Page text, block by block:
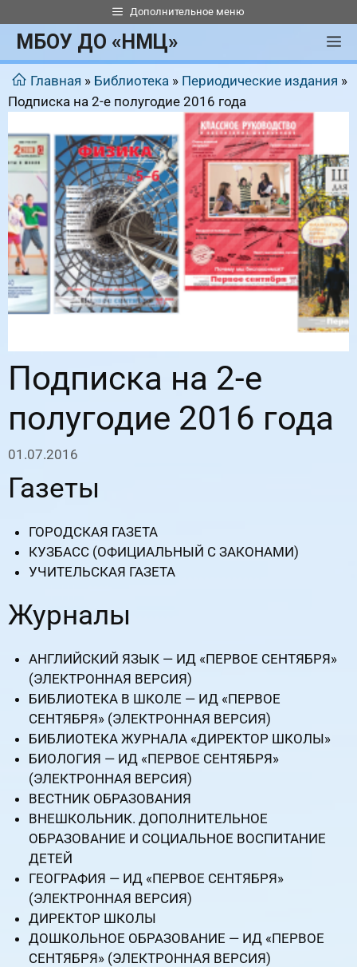
к
содержимому
Дополнительное меню
МБОУ ДО «НМЦ»
Главная » Библиотека » Периодические издания »
Подписка на 2-е полугодие 2016 года
Подписка на 2-е
полугодие 2016 года
01.07.2016
Газеты
ГОРОДСКАЯ ГАЗЕТА
КУЗБАСС (ОФИЦИАЛЬНЫЙ С ЗАКОНАМИ)
УЧИТЕЛЬСКАЯ ГАЗЕТА
Журналы
АНГЛИЙСКИЙ ЯЗЫК — ИД «ПЕРВОЕ СЕНТЯБРЯ»
(ЭЛЕКТРОННАЯ ВЕРСИЯ)
БИБЛИОТЕКА В ШКОЛЕ — ИД «ПЕРВОЕ
СЕНТЯБРЯ» (ЭЛЕКТРОННАЯ ВЕРСИЯ)
БИБЛИОТЕКА ЖУРНАЛА «ДИРЕКТОР ШКОЛЫ»
БИОЛОГИЯ — ИД «ПЕРВОЕ СЕНТЯБРЯ»
(ЭЛЕКТРОННАЯ ВЕРСИЯ)
ВЕСТНИК ОБРАЗОВАНИЯ
ВНЕШКОЛЬНИК. ДОПОЛНИТЕЛЬНОЕ
ОБРАЗОВАНИЕ И СОЦИАЛЬНОЕ ВОСПИТАНИЕ
ДЕТЕЙ
ГЕОГРАФИЯ — ИД «ПЕРВОЕ СЕНТЯБРЯ»
(ЭЛЕКТРОННАЯ ВЕРСИЯ)
ДИРЕКТОР ШКОЛЫ
ДОШКОЛЬНОЕ ОБРАЗОВАНИЕ — ИД «ПЕРВОЕ
СЕНТЯБРЯ» (ЭЛЕКТРОННАЯ ВЕРСИЯ)